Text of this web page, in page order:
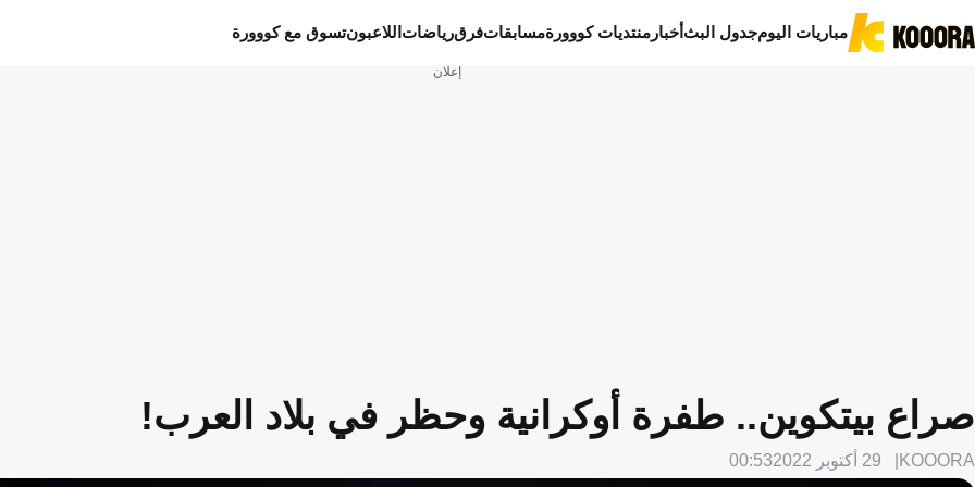
مباريات اليومجدول البثأخبار منتديات كووورةمسابقاتفرقرياضات اللاعبونتسوق مع كووورة
إعلان
صراع بيتكوين.. طفرة أوكرانية وحظر في بلاد العرب!
KOOORA 29 أكتوبر 2022 00:53